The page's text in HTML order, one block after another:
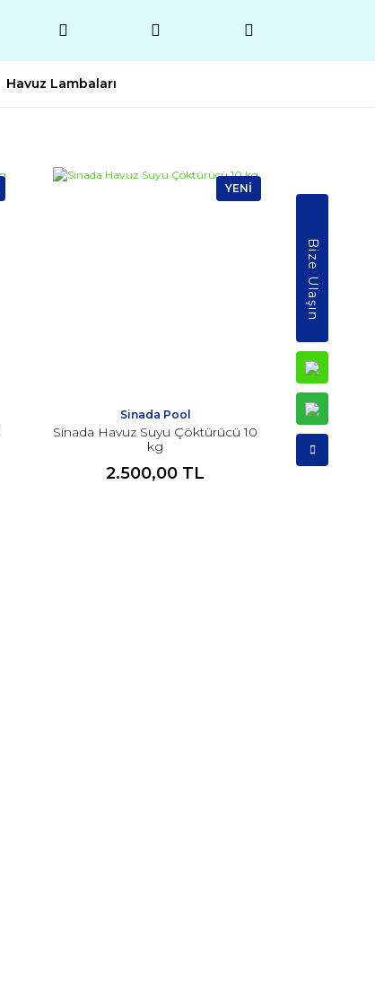
Havuz Lambaları
YENİ
Sinada Pool
Sinada Havuz Suyu Çöktürücü 10
kg
2.500,00 TL
Bize Ulaşın